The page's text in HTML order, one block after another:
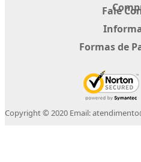
Fale
Formas de
Copyright © 2020 Email: